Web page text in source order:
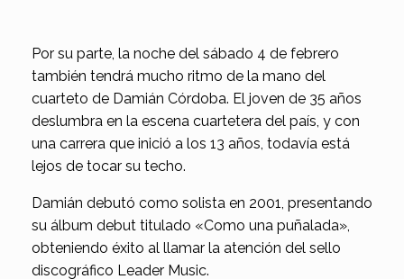
Por su parte, la noche del sábado 4 de febrero
también tendrá mucho ritmo de la mano del
cuarteto de Damián Córdoba. El joven de 35 años
deslumbra en la escena cuartetera del país, y con
una carrera que inició a los 13 años, todavía está
lejos de tocar su techo.
Damián debutó como solista en 2001, presentando
su álbum debut titulado «Como una puñalada»,
obteniendo éxito al llamar la atención del sello
discográfico Leader Music.